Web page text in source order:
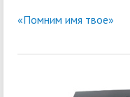
«Помним имя твое»